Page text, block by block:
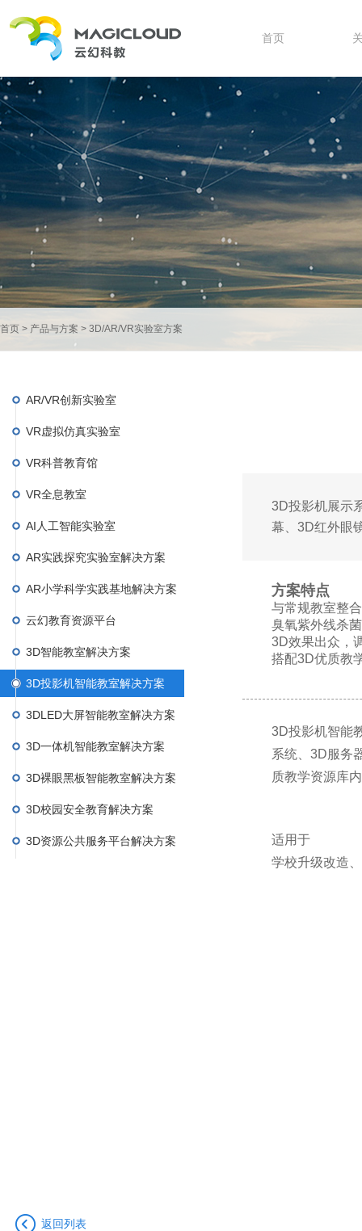
首页
首页 > 产品与方案 > 3D/AR/VR实验室方案
AR/VR创新实验室
VR虚拟仿真实验室
VR科普教育馆
VR全息教室
AI人工智能实验室
AR实践探究实验室解决方案
AR小学科学实践基地解决方案
云幻教育资源平台
3D智能教室解决方案
3D投影机智能教室解决方案
3DLED大屏智能教室解决方案
3D一体机智能教室解决方案
3D裸眼黑板智能教室解决方案
3D校园安全教育解决方案
3D资源公共服务平台解决方案
3D投影机展示
幕、3D红外眼
方案特点
与常规教室整
臭氧紫外线杀
3D效果出众，
搭配3D优质教
3D投影机智能
系统、3D服务
质教学资源库
适用于
学校升级改造
返回列表